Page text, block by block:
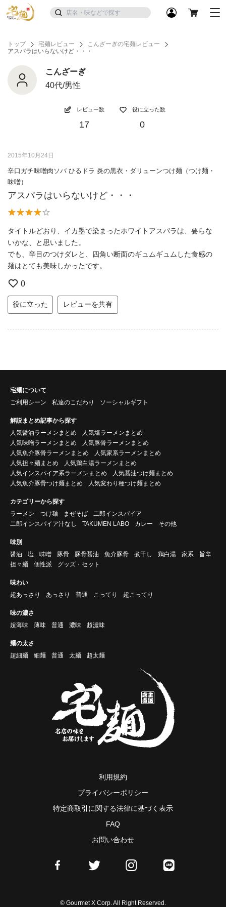
トップ 宅麺レビュー
こんざーぎの宅麺レビュー
アスパラはいらないけど・・・
こんざーぎ
40代/男性
レビュー数
17
役に立った数
0
2015年10月24日
辛口ガチ味噌肉ソバ ひるドラ 炎の黒衣・ダリューンつけ麺（つけ麺・
味噌）
アスパラはいらないけど・・・
タイトルどおり、イカ墨で染まったホワイトアスパラは、要らな
いかな、と思いました。
でも、辛目のつけダレと、四角い断面のギュムギュムした食感の
麺はとても美味しかったです。
0
役に立った レビューを共有
宅麺について
ご利用シーン
私達のこだわり ソーシャルギフト
解説まとめ記事から探す
人気醤油ラーメンまとめ
人気塩ラーメンまとめ
人気味噌ラーメンまとめ
人気豚骨ラーメンまとめ
人気魚介豚骨ラーメンまとめ
人気家系ラーメンまとめ
人気担々麺まとめ
人気鶏白湯ラーメンまとめ
人気インスパイア系ラーメンまとめ
人気醤油つけ麺まとめ
人気魚介豚骨つけ麺まとめ
人気変わり種つけ麺まとめ
カテゴリーから探す
ラーメン
つけ麺 まぜそば
二郎インスパイア
二郎インスパイア汁なし
TAKUMEN LABO カレー その他
味別
醤油
塩 味噌 豚骨 豚骨醤油 魚介豚骨 煮干し 鶏白湯 家系
旨辛
担々麺
個性派 グッズ・セット
味わい
超あっさり
あっさり 普通 こってり 超こってり
味の濃さ
超薄味
薄味 普通 濃味 超濃味
麺の太さ
超細麺
細麺 普通 太麺 超太麺
利用規約
プライバシーポリシー
特定商取引に関する法律に基づく表示
FAQ
お問い合わせ
© Gourmet X Corp. All Right Reserved.